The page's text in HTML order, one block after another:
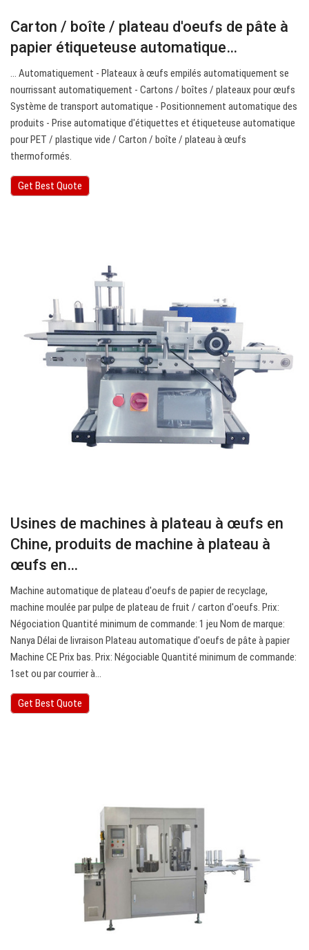
Carton / boîte / plateau d'oeufs de pâte à
papier étiqueteuse automatique…
… Automatiquement - Plateaux à œufs empilés automatiquement se
nourrissant automatiquement - Cartons / boîtes / plateaux pour œufs
Système de transport automatique - Positionnement automatique des
produits - Prise automatique d'étiquettes et étiqueteuse automatique
pour PET / plastique vide / Carton / boîte / plateau à œufs
thermoformés.
Get Best Quote
Usines de machines à plateau à œufs en
Chine, produits de machine à plateau à
œufs en…
Machine automatique de plateau d'oeufs de papier de recyclage,
machine moulée par pulpe de plateau de fruit / carton d'oeufs. Prix:
Négociation Quantité minimum de commande: 1 jeu Nom de marque:
Nanya Délai de livraison Plateau automatique d'oeufs de pâte à papier
Machine CE Prix bas. Prix: Négociable Quantité minimum de commande:
1set ou par courrier à…
Get Best Quote